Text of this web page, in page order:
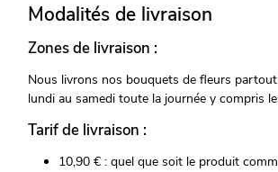
Modalités de livraison
Zones de livraison :
Nous livrons nos bouquets de fleurs
lundi au samedi toute la journée y compris
Tarif de livraison :
10,90 € : quel que soit le produit